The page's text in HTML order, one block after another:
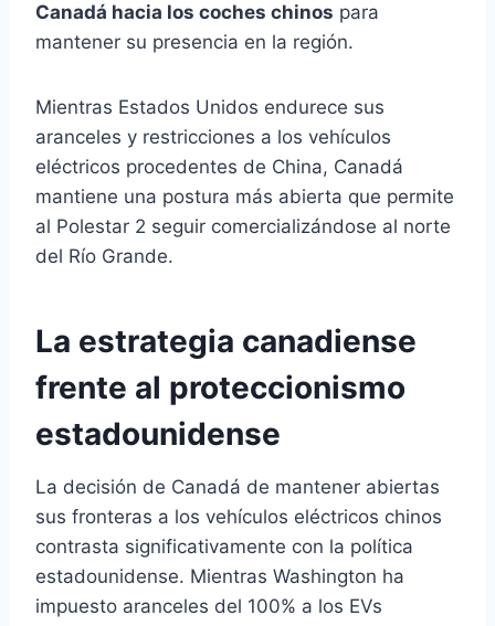
Canadá hacia los coches chinos para
mantener su presencia en la región.
Mientras Estados Unidos endurece sus
aranceles y restricciones a los vehículos
eléctricos procedentes de China, Canadá
mantiene una postura más abierta que permite
al Polestar 2 seguir comercializándose al norte
del Río Grande.
La estrategia canadiense
frente al proteccionismo
estadounidense
La decisión de Canadá de mantener abiertas
sus fronteras a los vehículos eléctricos chinos
contrasta significativamente con la política
estadounidense. Mientras Washington ha
impuesto aranceles del 100% a los EVs